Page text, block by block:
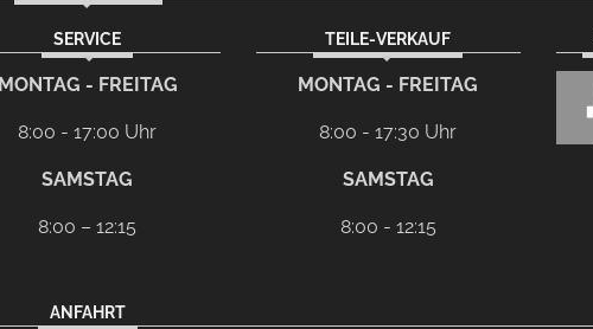
SERVICE
MONTAG - FREITAG
8:00 - 17:00 Uhr
SAMSTAG
8:00 – 12:15
TEILE-VERKAUF
MONTAG - FREITAG
8:00 - 17:30 Uhr
SAMSTAG
8:00 - 12:15
ANFAHRT